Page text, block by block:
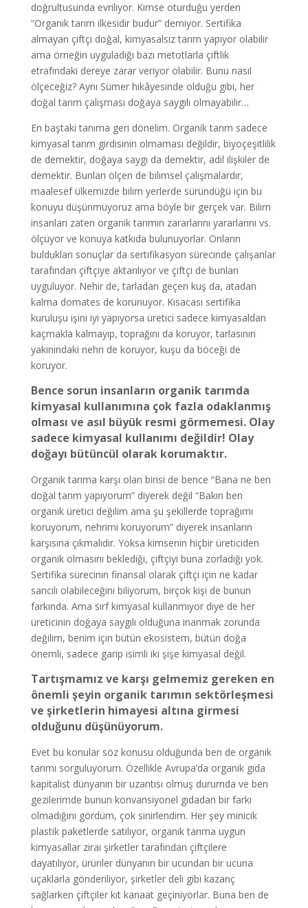
doğrultusunda evriliyor. Kimse oturduğu yerden
“Organik tarım ilkesidir budur” demiyor. Sertifika
almayan çiftçi doğal, kimyasalsız tarım yapıyor olabilir
ama örneğin uyguladığı bazı metotlarla çiftlik
etrafındaki dereye zarar veriyor olabilir. Bunu nasıl
ölçeceğiz? Aynı Sümer hikâyesinde olduğu gibi, her
doğal tarım çalışması doğaya saygılı olmayabilir…
En baştaki tanıma geri dönelim. Organik tarım sadece
kimyasal tarım girdisinin olmaması değildir, biyoçeşitlilik
de demektir, doğaya saygı da demektir, adil ilişkiler de
demektir. Bunları ölçen de bilimsel çalışmalardır,
maalesef ülkemizde bilim yerlerde süründüğü için bu
konuyu düşünmüyoruz ama böyle bir gerçek var. Bilim
insanları zaten organik tarımın zararlarını yararlarını vs.
ölçüyor ve konuya katkıda bulunuyorlar. Onların
buldukları sonuçlar da sertifikasyon sürecinde çalışanlar
tarafından çiftçiye aktarılıyor ve çiftçi de bunları
uyguluyor. Nehir de, tarladan geçen kuş da, atadan
kalma domates de korunuyor. Kısacası sertifika
kuruluşu işini iyi yapıyorsa üretici sadece kimyasaldan
kaçmakla kalmayıp, toprağını da koruyor, tarlasının
yakınındaki nehri de koruyor, kuşu da böceği de
koruyor.
Bence sorun insanların organik tarımda
kimyasal kullanımına çok fazla odaklanmış
olması ve asıl büyük resmi görmemesi. Olay
sadece kimyasal kullanımı değildir! Olay
doğayı bütüncül olarak korumaktır.
Organik tarıma karşı olan birisi de bence “Bana ne ben
doğal tarım yapıyorum” diyerek değil “Bakın ben
organik üretici değilim ama şu şekillerde toprağımı
koruyorum, nehrimi koruyorum” diyerek insanların
karşısına çıkmalıdır. Yoksa kimsenin hiçbir üreticiden
organik olmasını beklediği, çiftçiyi buna zorladığı yok.
Sertifika sürecinin finansal olarak çiftçi için ne kadar
sancılı olabileceğini biliyorum, birçok kişi de bunun
farkında. Ama sırf kimyasal kullanmıyor diye de her
üreticinin doğaya saygılı olduğuna inanmak zorunda
değilim, benim için bütün ekosistem, bütün doğa
önemli, sadece garip isimli iki şişe kimyasal değil.
Tartışmamız ve karşı gelmemiz gereken en
önemli şeyin organik tarımın sektörleşmesi
ve şirketlerin himayesi altına girmesi
olduğunu düşünüyorum.
Evet bu konular söz konusu olduğunda ben de organik
tarımı sorguluyorum. Özellikle Avrupa’da organik gıda
kapitalist dünyanın bir uzantısı olmuş durumda ve ben
gezilerimde bunun konvansiyonel gıdadan bir farkı
olmadığını gördüm, çok sinirlendim. Her şey minicik
plastik paketlerde satılıyor, organik tarıma uygun
kimyasallar zirai şirketler tarafından çiftçilere
dayatılıyor, ürünler dünyanın bir ucundan bir ucuna
uçaklarla gönderiliyor, şirketler deli gibi kazanç
sağlarken çiftçiler kıt kanaat geçiniyorlar. Buna ben de